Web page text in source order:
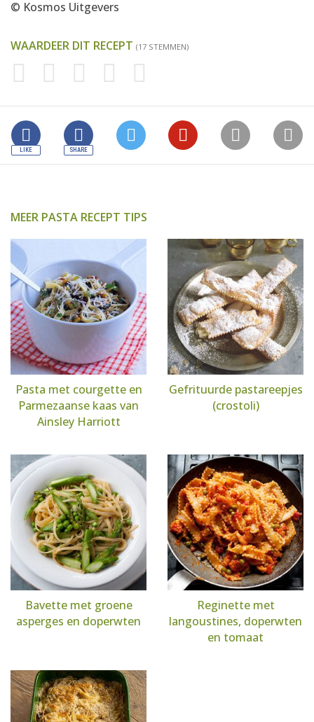
© Kosmos Uitgevers
WAARDEER DIT RECEPT (17 STEMMEN)
MEER PASTA RECEPT TIPS
Pasta met courgette en
Parmezaanse kaas van
Ainsley Harriott
Gefrituurde pastareepjes
(crostoli)
Bavette met groene
asperges en doperwten
Reginette met
langoustines, doperwten
en tomaat